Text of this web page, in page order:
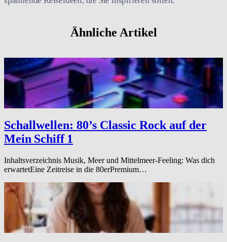
Ähnliche Artikel
Schallwellen: 80’s Classic Rock auf der
Mein Schiff 1
Inhaltsverzeichnis Musik, Meer und Mittelmeer-Feeling: Was dich
erwartetEine Zeitreise in die 80erPremium…